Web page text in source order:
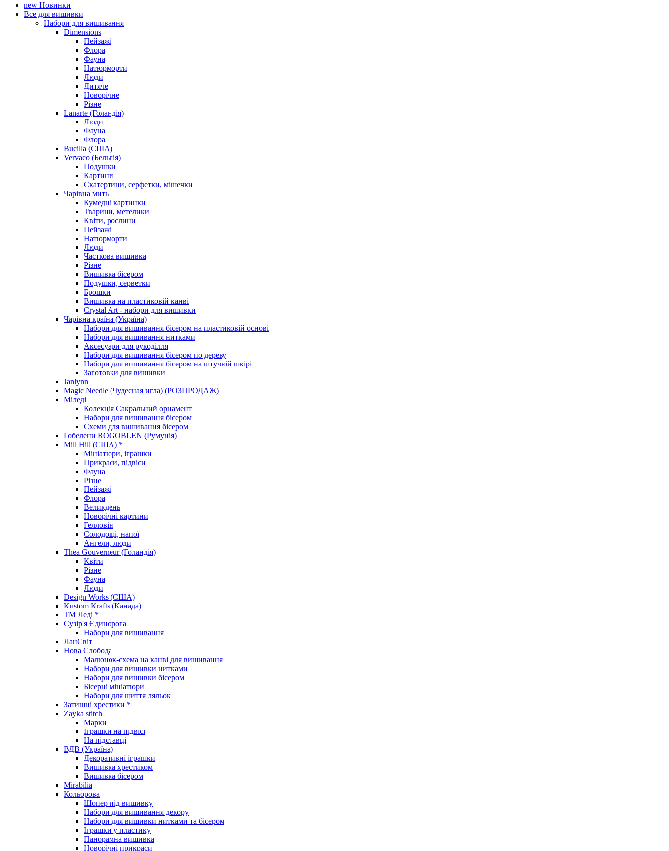
new Новинки
Все для вишивки
Набори для вишивання
Dimensions
Пейзажі
Флора
Фауна
Натюрморти
Люди
Дитяче
Новорічне
Різне
Lanarte (Голандія)
Люди
Фауна
Флора
Bucilla (США)
Vervaco (Бельгія)
Подушки
Картини
Скатертини, серфетки, мішечки
Чарiвна мить
Кумедні картинки
Тварини, метелики
Квіти, рослини
Пейзажі
Натюрморти
Люди
Часткова вишивка
Різне
Вишивка бісером
Подушки, серветки
Брошки
Вишивка на пластиковій канві
Crystal Art - набори для вишивки
Чарівна країна (Україна)
Набори для вишивання бісером на пластиковій основі
Набори для вишивання нитками
Аксесуари для рукоділля
Набори для вишивання бісером по дереву
Набори для вишивання бісером на штучній шкірі
Заготовки для вишивки
Janlynn
Magic Needle (Чудесная игла) (РОЗПРОДАЖ)
Міледі
Колекція Сакральний орнамент
Набори для вишивання бісером
Схеми для вишивання бісером
Гобелени ROGOBLEN (Румунія)
Mill Hill (США) *
Мініатюри, іграшки
Прикраси, підвіси
Фауна
Різне
Пейзажі
Флора
Великдень
Новорічні картини
Гелловін
Солодощі, напої
Ангели, люди
Thea Gouverneur (Голандія)
Квіти
Різне
Фауна
Люди
Design Works (США)
Kustom Krafts (Канада)
ТМ Леді *
Сузір'я Єдинорога
Набори для вишивання
ЛанСвіт
Нова Слобода
Малюнок-схема на канві для вишивання
Набори для вишивки нитками
Набори для вишивки бісером
Бісерні мініатюри
Набори для шиття ляльок
Затишні хрестики *
Zayka stitch
Марки
Іграшки на підвісі
На підставці
ВДВ (Україна)
Декоративні іграшки
Вишивка хрестиком
Вишивка бісером
Mirabilia
Кольорова
Шопер під вишивку
Набори для вишивання декору
Набори для вишивки нитками та бісером
Іграшки у пластику
Панорамна вишивка
Новорічні прикраси